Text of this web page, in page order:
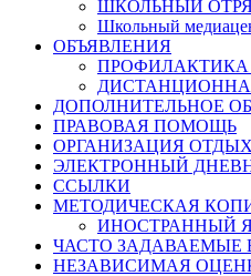
ШКОЛЬНЫЙ
Школьный
ОБЪЯВЛЕНИЯ
ПРОФИЛАКТИКА
ДОПОЛНИТЕЛЬНОЕ
ПРАВОВАЯ ПОМОЩЬ
ОРГАНИЗАЦИЯ
ЭЛЕКТРОННЫЙ
ССЫЛКИ
МЕТОДИЧЕСКАЯ
ИНОСТРАННЫЙ
ЧАСТО ЗАДАВАЕМЫЕ
НЕЗАВИСИМАЯ